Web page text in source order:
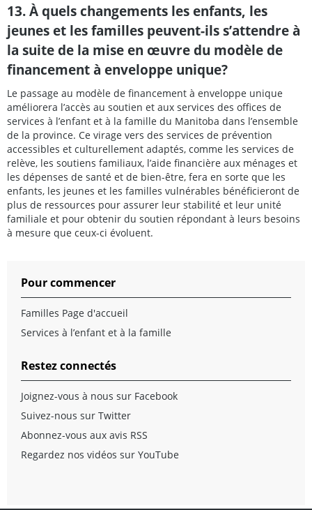
13. À quels changements les enfants, les
jeunes et les familles peuvent-ils s’attendre à
la suite de la mise en œuvre du modèle de
financement à enveloppe unique?
Le passage au modèle de financement à enveloppe unique
améliorera l’accès au soutien et aux services des offices de
services à l’enfant et à la famille du Manitoba dans l’ensemble
de la province. Ce virage vers des services de prévention
accessibles et culturellement adaptés, comme les services de
relève, les soutiens familiaux, l’aide financière aux ménages et
les dépenses de santé et de bien-être, fera en sorte que les
enfants, les jeunes et les familles vulnérables bénéficieront de
plus de ressources pour assurer leur stabilité et leur unité
familiale et pour obtenir du soutien répondant à leurs besoins
à mesure que ceux-ci évoluent.
Pour commencer
Familles Page d'accueil
Services à l’enfant et à la famille
Restez connectés
Joignez-vous à nous sur Facebook
Suivez-nous sur Twitter
Abonnez-vous aux avis RSS
Regardez nos vidéos sur YouTube